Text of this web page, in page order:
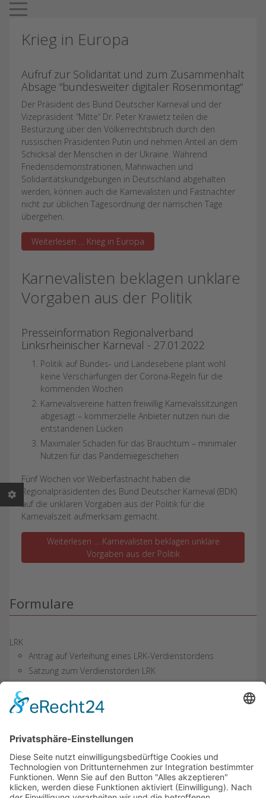
Mobile Menu Toggle
Krieg in Europa
Aufruf zur Solidarität und zum Zusammenhalt
Absage “bundesweiter digitaler Rosenmontag“
Der Präsident des Bund Deutscher Karneval und der
Vizepräsident “Mitte“ Dr. Peter Krawietz teilen die
Bestürzung über den Völkerrechtsbruch durch den
russischen Präsidenten Putin und nehmen Anteil an dem
Schicksal der Menschen in der Ukraine. Während
Friedensdemonstrationen, Mahnwachen und
Solidaritätskundgebungen in Deutschland abgehalten
werden, können auch die Karnevalisten und Fastnachter
nicht zur üblichen Tagesordnung der närrischen Tage
übergehen.
Weiterlesen … Krieg in Europa
Karnevalisten beklagen unklare
Vorgaben aus der Politik
Presseinformation Regionalverband
Linksrheinischer Karneval - 27.01.2022
Politik auf Bundes- und Landesebene plant wohl
keine Verschärfungen der Corona-Regeln für die
kommenden Wochen
Karnevalsvereine hatten freiwillig Karnevalssitzungen
abgesagt – kommerzielle Anbieter nutzen nun die
entstandenen Lücken
Maximaler Schaden für das Brauchtum – minimaler
Nutzen für das Pandemiegeschehen
Fünf Wochen vor Weiberfastnacht haben die
Regionalpräsidenten des Bund Deutscher Karneval (BDK)
auf die unklaren Vorgaben aus der Politik für die
Karnevalszeit aufmerksam gemacht.
Weiterlesen … Karnevalisten beklagen unklare
Vorgaben aus der Politik
Formulare
LRK
Antrag auf Verleihung eines LRK-Verdienstordens
Satzung zum Verdienstorden LRK
Alle Anträge finden Sie auf der BDK-Seite >Link zum BDK
ARAG
Kurzübersicht
Antrag für LRK Mitglieder
News